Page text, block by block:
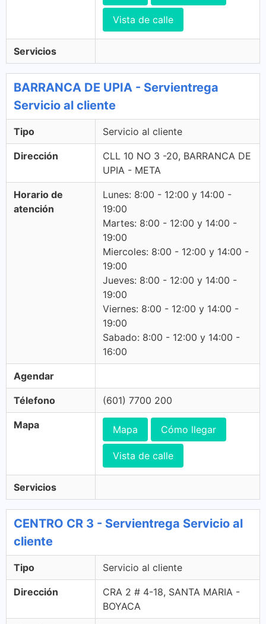
Vista de calle
Servicios
BARRANCA DE UPIA - Servientrega
Servicio al cliente
Tipo Servicio al cliente
Dirección
CLL 10 NO 3 -20, BARRANCA DE
UPIA - META
Horario de
atención
Lunes: 8:00 - 12:00 y 14:00 -
19:00
Martes: 8:00 - 12:00 y 14:00 -
19:00
Miercoles: 8:00 - 12:00 y 14:00 -
19:00
Jueves: 8:00 - 12:00 y 14:00 -
19:00
Viernes: 8:00 - 12:00 y 14:00 -
19:00
Sabado: 8:00 - 12:00 y 14:00 -
16:00
Agendar
Télefono (601) 7700 200
Mapa Mapa Cómo llegar
Vista de calle
Servicios
CENTRO CR 3 - Servientrega Servicio al
cliente
Tipo Servicio al cliente
Dirección
CRA 2 # 4-18, SANTA MARIA -
BOYACA